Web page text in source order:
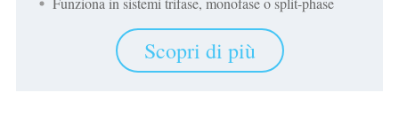
Scopri di più